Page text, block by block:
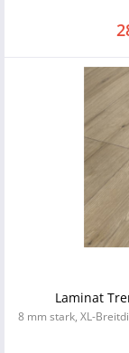
Laminat
8 mm stark, XL-